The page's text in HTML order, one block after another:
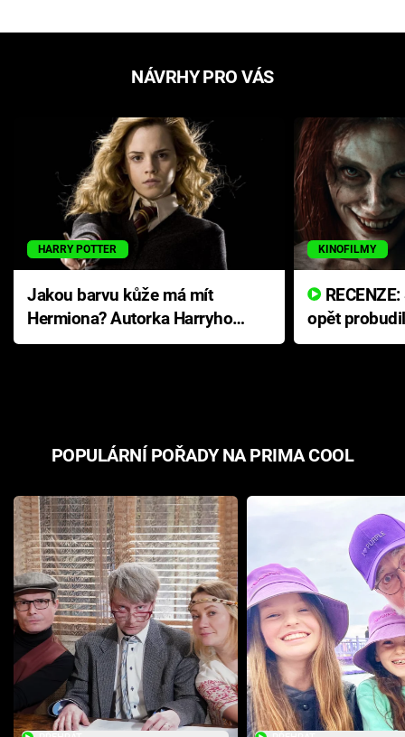
NÁVRHY PRO VÁS
HARRY POTTER
Jakou barvu kůže má mít
Hermiona? Autorka Harryho
Pottera přišla s ráznou
KINOFILMY
opět
přichází s
POPULÁRNÍ POŘADY NA PRIMA COOL